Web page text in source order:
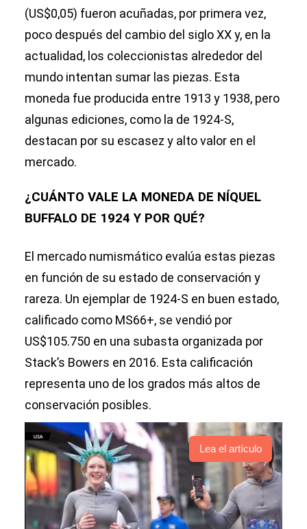
(US$0,05) fueron acuñadas, por primera vez,
poco después del cambio del siglo XX y, en la
actualidad, los coleccionistas alrededor del
mundo intentan sumar las piezas. Esta
moneda fue producida entre 1913 y 1938, pero
algunas ediciones, como la de 1924-S,
destacan por su escasez y alto valor en el
mercado.
¿CUÁNTO VALE LA MONEDA DE NÍQUEL
BUFFALO DE 1924 Y POR QUÉ?
El mercado numismático evalúa estas piezas
en función de su estado de conservación y
rareza. Un ejemplar de 1924-S en buen estado,
calificado como MS66+, se vendió por
US$105.750 en una subasta organizada por
Stack’s Bowers en 2016. Esta calificación
representa uno de los grados más altos de
conservación posibles.
Lea el artículo